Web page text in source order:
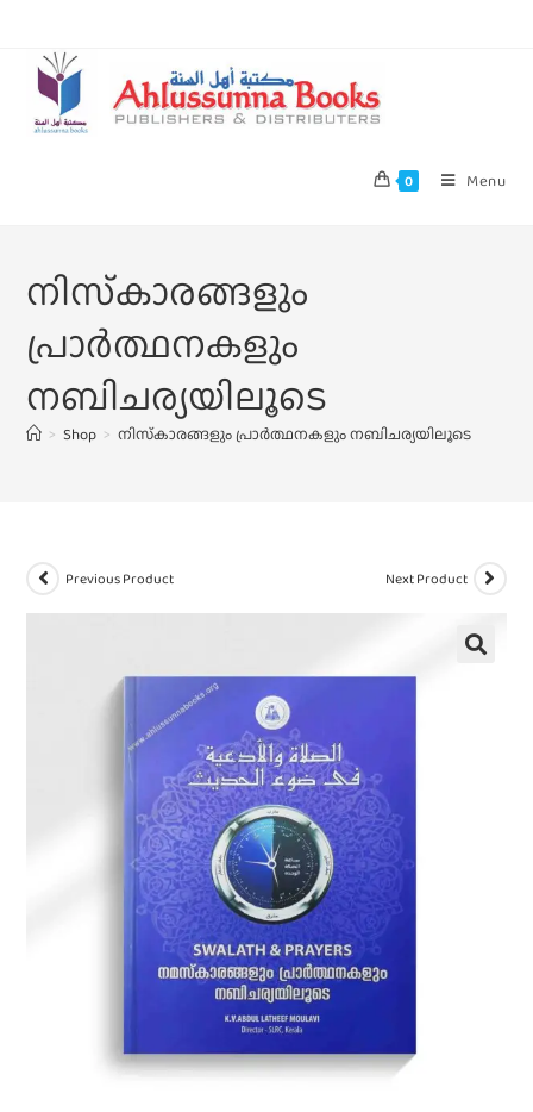
0 Menu
നിസ്‌കാരങ്ങളും
പ്രാര്‍ത്ഥനകളും
നബിചര്യയിലൂടെ
> Shop > നിസ്‌കാരങ്ങളും പ്രാര്‍ത്ഥനകളും നബിചര്യയിലൂടെ
Previous Product Next Product